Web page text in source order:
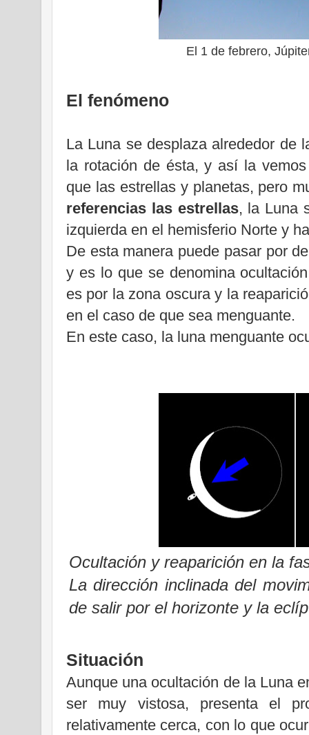
El 1 de febrero,
El fenómeno
La Luna se desplaza alrededor de
la rotación de ésta, y así la
que las estrellas y planetas, pero
referencias las estrellas, la Luna
izquierda en el hemisferio Norte y
De esta manera puede pasar por
y es lo que se denomina
es por la zona oscura y la
en el caso de que sea menguante.
En este caso, la luna menguante
Ocultación y reaparición en la
La dirección inclinada del
de salir por el horizonte y la
Situación
Aunque una ocultación de la Luna
ser muy vistosa, presenta el
relativamente cerca, con lo que